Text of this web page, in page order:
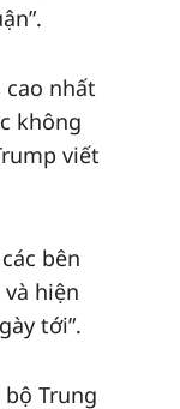
nhất
không
viết
bên
hiện
tới”.
Trung